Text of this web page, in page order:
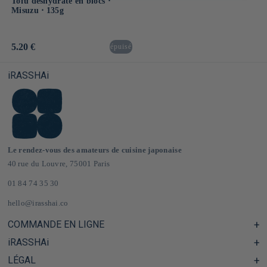
Misuzu ⋅ 135g
Prix
5.20 € épuisé
iRASSHAi
Le rendez-vous des amateurs de cuisine japonaise
40 rue du Louvre, 75001 Paris
01 84 74 35 30
hello@irasshai.co
COMMANDE EN LIGNE
Centre d'aide & FAQ
Livraison et frais de port en France & Europe
iRASSHAi
Les horaires du 40 rue du Louvre, Paris
LÉGAL